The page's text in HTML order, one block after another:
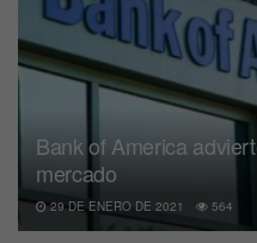
Bank of America
mercado
29 DE ENERO DE 2021 564